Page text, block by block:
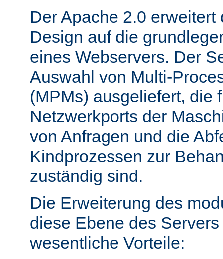
Der Apache 2.0
Design auf die
eines Webservers. Der
Auswahl von Multi-
(MPMs) ausgeliefert, die
Netzwerkports der
von Anfragen und die
Kindprozessen zur
zuständig sind.
Die Erweiterung des
diese Ebene des
wesentliche Vorteile: